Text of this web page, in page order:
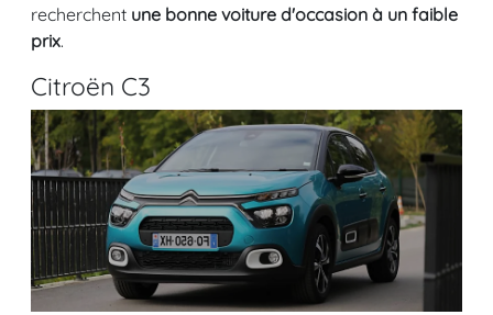
recherchent une bonne voiture d'occasion à un faible
prix.
Citroën C3